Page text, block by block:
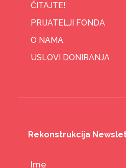
ČITAJTE!
PRIJATELJI FONDA
O NAMA
USLOVI DONIRANJA
Rekonstrukcija